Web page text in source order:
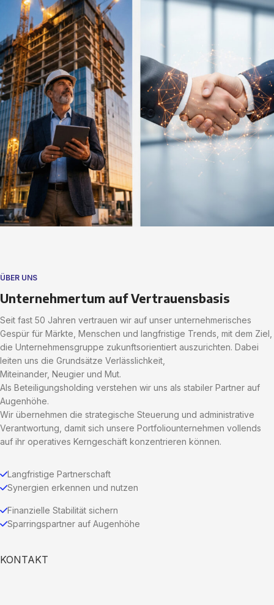
ÜBER UNS
Unternehmertum auf Vertrauensbasis
Seit fast 50 Jahren vertrauen wir auf unser unternehmerisches
Gespür für Märkte, Menschen und langfristige Trends, mit dem Ziel,
die Unternehmensgruppe zukunftsorientiert auszurichten. Dabei
leiten uns die Grundsätze Verlässlichkeit,
Miteinander, Neugier und Mut.
Als Beteiligungsholding verstehen wir uns als stabiler Partner auf
Augenhöhe.
Wir übernehmen die strategische Steuerung und administrative
Verantwortung, damit sich unsere Portfoliounternehmen vollends
auf ihr operatives Kerngeschäft konzentrieren können.
Langfristige Partnerschaft
Synergien erkennen und nutzen
Finanzielle Stabilität sichern
Sparringspartner auf Augenhöhe
KONTAKT